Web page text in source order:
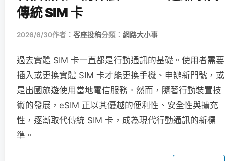
傳統 SIM 卡
2026/6/30作者： 客座投稿分類： 網路大小事
過去實體 SIM 卡一直都是行動通訊的基礎。使用者需要
插入或更換實體 SIM 卡才能更換手機、申辦新門號，或
是出國旅遊使用當地電信服務。然而，隨著行動裝置技
術的發展，eSIM 正以其優越的便利性、安全性與擴充
性，逐漸取代傳統 SIM 卡，成為現代行動通訊的新標
準。